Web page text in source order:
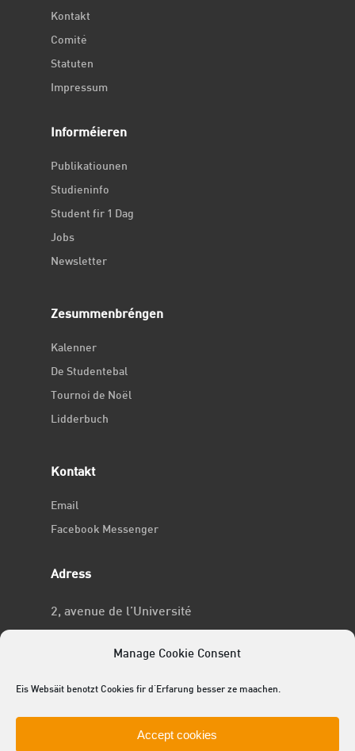
Manage Cookie Consent
Eis Websäit benotzt Cookies fir d'Erfarung besser ze maachen.
Accept cookies
Kontakt
Comité
Statuten
Impressum
Informéieren
Publikatiounen
Studieninfo
Student fir 1 Dag
Jobs
Newsletter
Zesummenbréngen
Kalenner
De Studentebal
Tournoi de Noël
Lidderbuch
Kontakt
Email
Facebook Messenger
Adress
2, avenue de l’Université
No RCSL